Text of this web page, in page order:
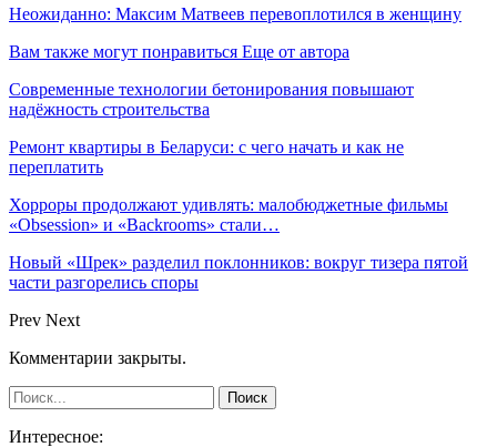
Неожиданно: Максим Матвеев перевоплотился в женщину
Вам также могут понравиться Еще от автора
Современные технологии бетонирования повышают
надёжность строительства
Ремонт квартиры в Беларуси: с чего начать и как не
переплатить
Хорроры продолжают удивлять: малобюджетные фильмы
«Obsession» и «Backrooms» стали…
Новый «Шрек» разделил поклонников: вокруг тизера пятой
части разгорелись споры
Prev Next
Комментарии закрыты.
Интересное: